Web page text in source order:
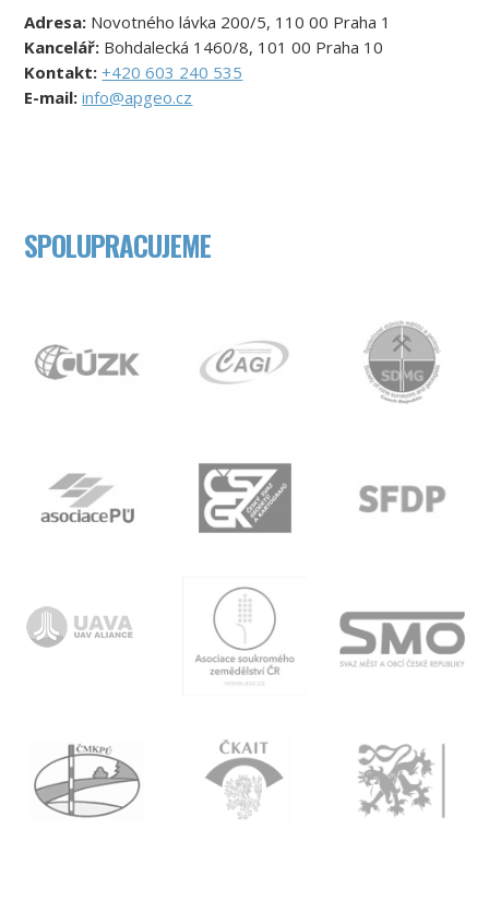
Adresa: Novotného lávka 200/5, 110 00 Praha 1
Kancelář: Bohdalecká 1460/8, 101 00 Praha 10
Kontakt: +420 603 240 535
E-mail:info@apgeo.cz
SPOLUPRACUJEME